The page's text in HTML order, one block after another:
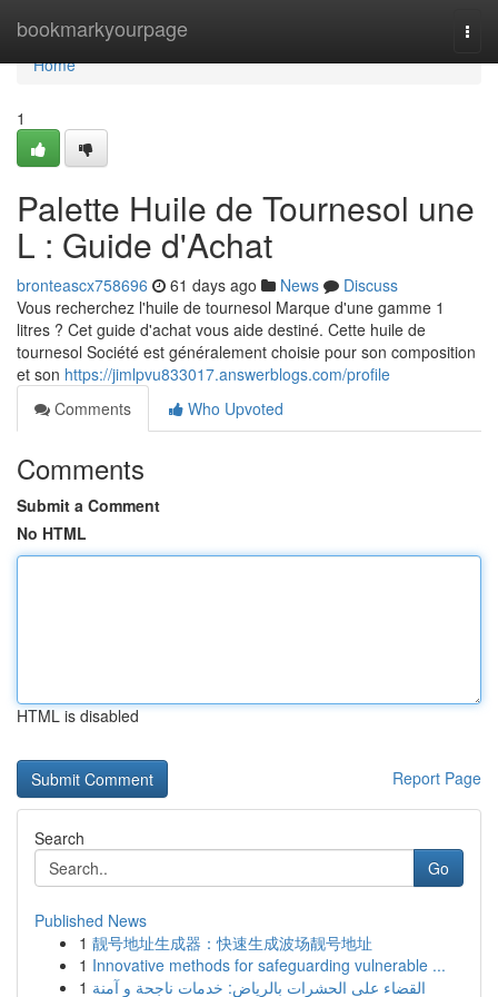
bookmarkyourpage
Home
Home
1
Palette Huile de Tournesol une
L : Guide d'Achat
bronteascx758696 61 days ago News
Discuss
Vous recherchez l'huile de tournesol Marque d'une gamme 1
litres ? Cet guide d'achat vous aide destiné. Cette huile de
tournesol Société est généralement choisie pour son composition
et son https://jimlpvu833017.answerblogs.com/profile
Comments
Who Upvoted
Comments
Submit a Comment
No HTML
HTML is disabled
Report Page
Search
Go
Published News
1 靓号地址生成器：快速生成波场靓号地址
1 Innovative methods for safeguarding vulnerable ...
1 القضاء على الحشرات بالرياض: خدمات ناجحة و آمنة